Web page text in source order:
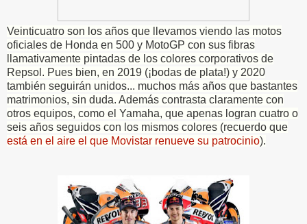
Veinticuatro son los años que llevamos viendo las motos
oficiales de Honda en 500 y MotoGP con sus fibras
llamativamente pintadas de los colores corporativos de
Repsol. Pues bien, en 2019 (¡bodas de plata!) y 2020
también seguirán unidos... muchos más años que bastantes
matrimonios, sin duda. Además contrasta claramente con
otros equipos, como el Yamaha, que apenas logran cuatro o
seis años seguidos con los mismos colores (recuerdo que
está en el aire el que Movistar renueve su patrocinio).